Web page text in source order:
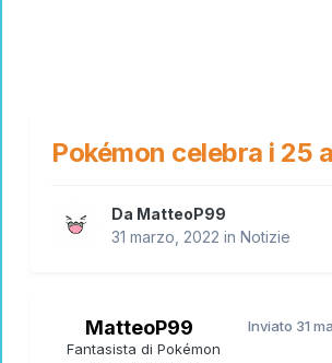
Pokémon celebra i 25
Da MatteoP99
31 marzo, 2022 in Notizie
MatteoP99
Fantasista di Pokémon
Inviato 31